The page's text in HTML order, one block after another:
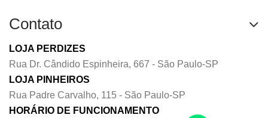
Contato
LOJA PERDIZES
Rua Dr. Cândido Espinheira, 667 - São Paulo-SP
LOJA PINHEIROS
Rua Padre Carvalho, 115 - São Paulo-SP
HORÁRIO DE FUNCIONAMENTO